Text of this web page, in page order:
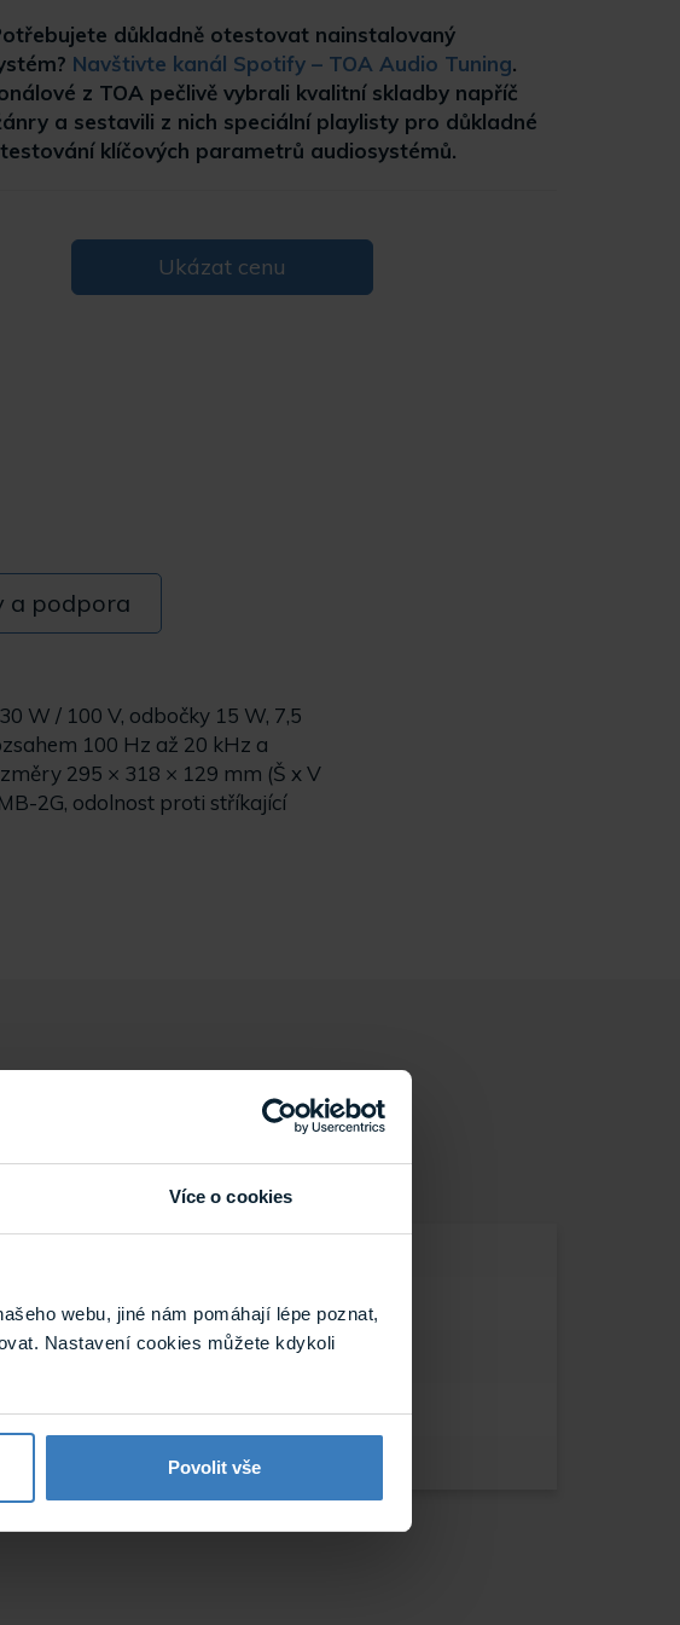
Více o cookies
webu, jiné nám pomáhají lépe poznat,
Nastavení cookies můžete kdykoli
Povolit vše
důkladně otestovat nainstalovaný
Navštivte kanál Spotify – TOA Audio Tuning.
z TOA pečlivě vybrali kvalitní skladby napříč
a sestavili z nich speciální playlisty pro důkladné
klíčových parametrů audiosystémů.
Ukázat cenu
a podpora
W / 100 V, odbočky 15 W, 7,5
100 Hz až 20 kHz a
295 × 318 × 129 mm (Š x V
2G, odolnost proti stříkající